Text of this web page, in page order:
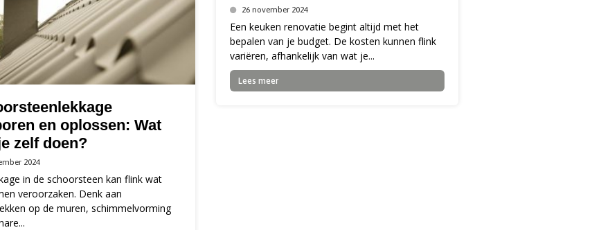
en oplossen: Wat
zelf doen?
2024
in de schoorsteen kan flink wat
veroorzaken. Denk aan
op de muren, schimmelvorming
26 november 2024
Een keuken renovatie begint altijd met het
bepalen van je budget. De kosten kunnen flink
variëren, afhankelijk van wat je...
Lees meer